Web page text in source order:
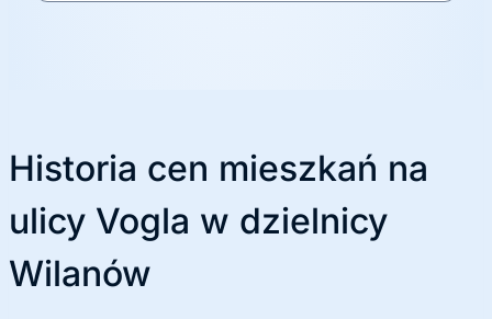
Historia cen mieszkań na
ulicy Vogla w dzielnicy
Wilanów